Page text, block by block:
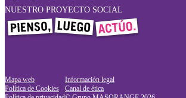
NUESTRO PROYECTO SOCIAL
Mapa web
Política de Cookies
Información legal
Canal de ética